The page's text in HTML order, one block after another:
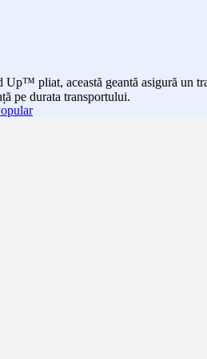
pliat, această geantă asigură un
pe durata transportului.